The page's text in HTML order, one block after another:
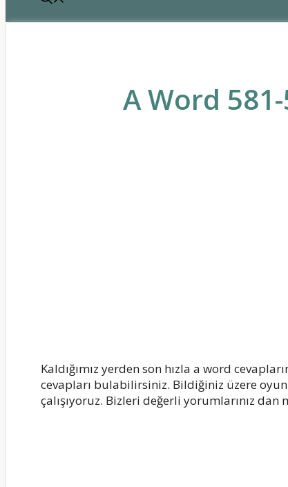
A Word
Kaldığımız yerden son hızla a word
cevapları bulabilirsiniz. Bildiğiniz üzere
çalışıyoruz. Bizleri değerli yorumlarınız